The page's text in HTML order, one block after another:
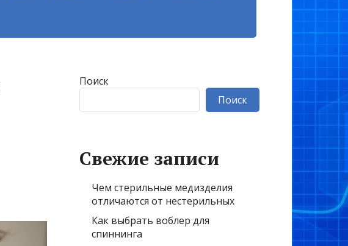
Поиск
Поиск
Свежие записи
Чем стерильные медизделия
отличаются от нестерильных
Как выбрать воблер для
спиннинга